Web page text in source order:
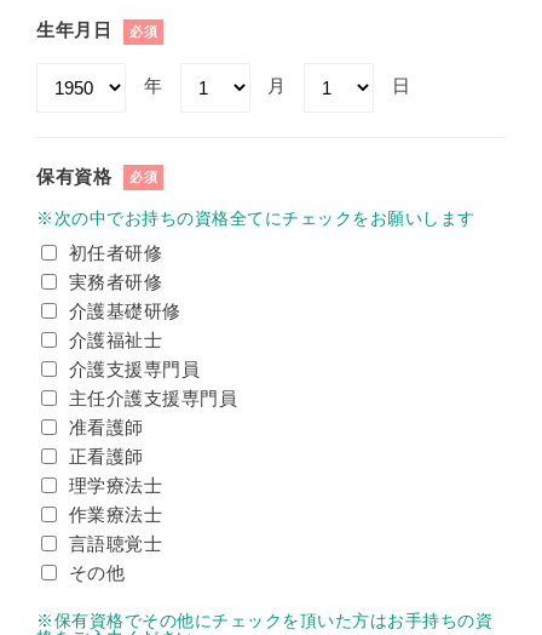
生年月日 必須
年 月 日
保有資格 必須
※次の中でお持ちの資格全てにチェックをお願いします
初任者研修
実務者研修
介護基礎研修
介護福祉士
介護支援専門員
主任介護支援専門員
准看護師
正看護師
理学療法士
作業療法士
言語聴覚士
その他
※保有資格でその他にチェックを頂いた方はお手持ちの資